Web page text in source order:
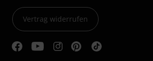
Vertrag widerrufen